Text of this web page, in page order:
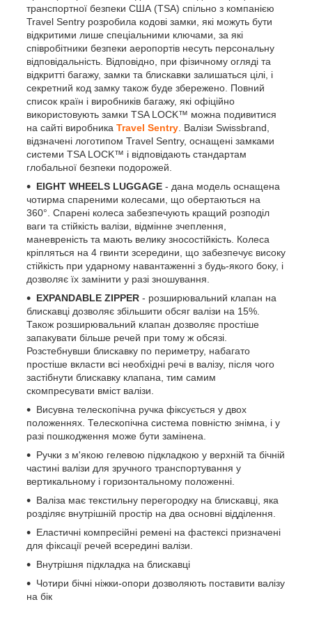
транспортної безпеки США (TSA) спільно з компанією
Travel Sentry розробила кодові замки, які можуть бути
відкритими лише спеціальними ключами, за які
співробітники безпеки аеропортів несуть персональну
відповідальність. Відповідно, при фізичному огляді та
відкритті багажу, замки та блискавки залишаться цілі, і
секретний код замку також буде збережено. Повний
список країн і виробників багажу, які офіційно
використовують замки TSA LOCK™ можна подивитися
на сайті виробника Travel Sentry . Валізи Swissbrand,
відзначені логотипом Travel Sentry, оснащені замками
системи TSA LOCK™ і відповідають стандартам
глобальної безпеки подорожей.
EIGHT WHEELS LUGGAGE - дана модель оснащена
чотирма спареними колесами, що обертаються на
360°. Спарені колеса забезпечують кращий розподіл
ваги та стійкість валізи, відмінне зчеплення,
маневреність та мають велику зносостійкість. Колеса
кріпляться на 4 гвинти зсередини, що забезпечує високу
стійкість при ударному навантаженні з будь-якого боку, і
дозволяє їх замінити у разі зношування.
EXPANDABLE ZIPPER - розширювальний клапан на
блискавці дозволяє збільшити обсяг валізи на 15%.
Також розширювальний клапан дозволяє простіше
запакувати більше речей при тому ж обсязі.
Розстебнувши блискавку по периметру, набагато
простіше вкласти всі необхідні речі в валізу, після чого
застібнути блискавку клапана, тим самим
скомпресувати вміст валізи.
Висувна телескопічна ручка фіксується у двох
положеннях. Телескопічна система повністю знімна, і у
разі пошкодження може бути замінена.
Ручки з м'якою гелевою підкладкою у верхній та бічній
частині валізи для зручного транспортування у
вертикальному і горизонтальному положенні.
Валіза має текстильну перегородку на блискавці, яка
розділяє внутрішній простір на два основні відділення.
Еластичні компресійні ремені на фастексі призначені
для фіксації речей всередині валізи.
Внутрішня підкладка на блискавці
Чотири бічні ніжки-опори дозволяють поставити валізу
на бік